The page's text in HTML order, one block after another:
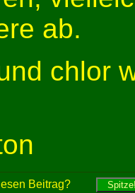
ab.
chlor
diesen Beitrag?